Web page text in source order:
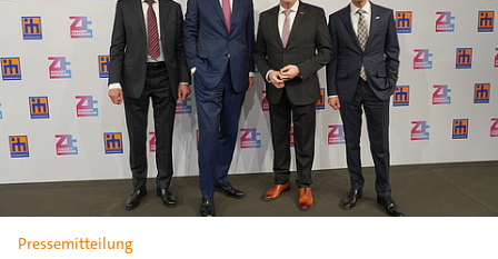
Pressemitteilung